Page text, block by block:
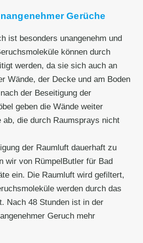
Gerüche
ist besonders unangenehm und
können durch
werden, da sie sich auch an
Wände, der Decke und am Boden
der Beseitigung der
geben die Wände weiter
ab, die durch Raumsprays nicht
der Raumluft dauerhaft zu
wir von RümpelButler für Bad
ein. Die Raumluft wird gefiltert,
werden durch das
Nach 48 Stunden ist in der
Geruch mehr